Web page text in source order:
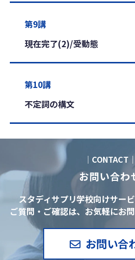
第9講
現在完了(2)/受動態
第10講
不定詞の構文
｜CONTACT｜
お問い合わ
スタディサプリ学校向けサー
ご質問・ご確認は、お気軽にお
お問い合